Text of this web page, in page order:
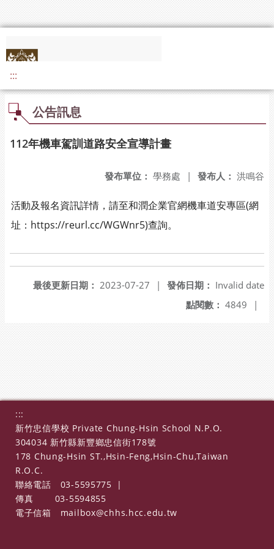
:::
公告訊息
112年機車駕訓道路安全宣導計畫
發布人： 洪鳴谷
發布單位： 學務處 |
活動及報名資訊詳情，請至和潤企業官網機車道安專區(網
址：https://reurl.cc/WGWnr5)查詢。
發佈日期： Invalid date
最後更新日期： 2023-07-27
|
點閱數： 4849 |
:::
新竹忠信學校 Private Chung-Hsin School N.P.O.
304034 新竹縣新豐鄉忠信街178號
178 Chung-Hsin ST.,Hsin-Feng,Hsin-Chu,Taiwan
R.O.C.
聯絡電話
03-5595775
|
傳真
03-5594855
電子信箱
mailbox@chhs.hcc.edu.tw